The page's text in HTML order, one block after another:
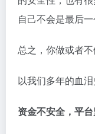
自己不会是最后一
总之，你做或者
以我们多年的血
资金不安全，平